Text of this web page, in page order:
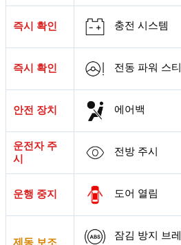
즉시 확인 충전 시스템
즉시 확인 전동 파워 스
안전 장치 에어백
운전자 주
시
전방 주시
운행 중지 도어 열림
제동 보조
잠김 방지 브